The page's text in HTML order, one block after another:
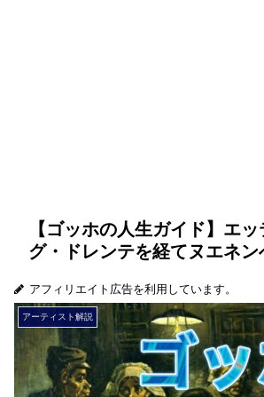
【ゴッホの人生ガイド】エ
グ・ドレンテを経てヌエネン
アフィリエイト広告を利用しています。
アーティスト解説